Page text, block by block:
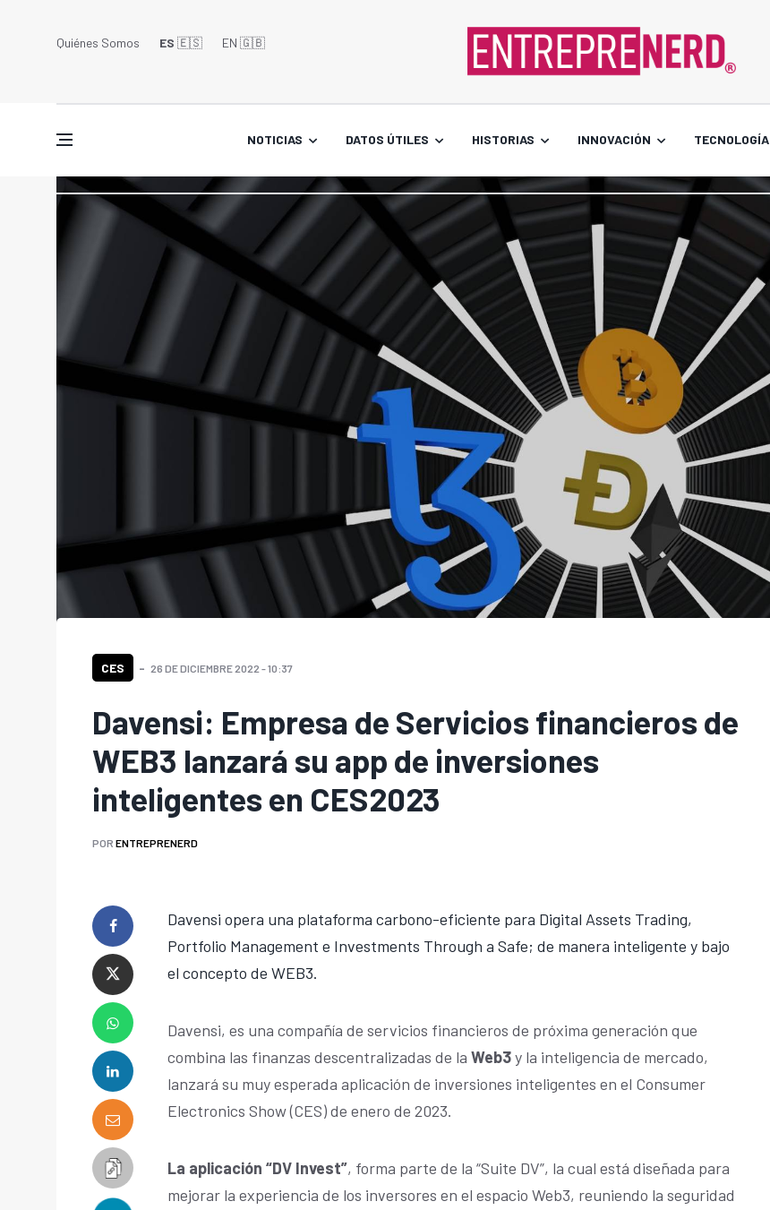
Quiénes Somos ES 🇪🇸 EN 🇬🇧󠁢󠁥󠁮󠁧󠁿
NOTICIAS DATOS ÚTILES HISTORIAS INNOVACIÓN TECNOLOGÍA
CES 26 DE DICIEMBRE 2022 - 10:37
Davensi: Empresa de Servicios financieros de
WEB3 lanzará su app de inversiones
inteligentes en CES2023
POR ENTREPRENERD
Davensi opera una plataforma carbono-eficiente para Digital Assets Trading,
Portfolio Management e Investments Through a Safe; de manera inteligente y bajo
el concepto de WEB3.
Davensi, es una compañía de servicios financieros de próxima generación que
combina las finanzas descentralizadas de la Web3y la inteligencia de mercado,
lanzará su muy esperada aplicación de inversiones inteligentes en el Consumer
Electronics Show (CES) de enero de 2023.
La aplicación “DV Invest”, forma parte de la “Suite DV”, la cual está diseñada para
mejorar la experiencia de los inversores en el espacio Web3, reuniendo la seguridad